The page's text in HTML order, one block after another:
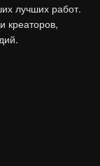
лучших работ.
креаторов,